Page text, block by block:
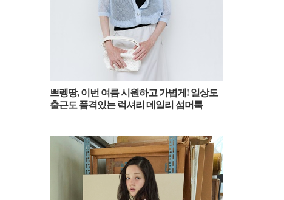
쁘렝땅, 이번 여름 시원하고 가볍게! 일상도
출근도 품격있는 럭셔리 데일리 섬머룩